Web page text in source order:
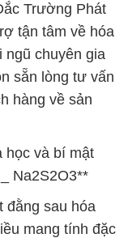
Trường Phát
tận tâm về hóa
ngũ chuyên gia
sẵn lòng tư vấn
hàng về sản
học và bí mật
Na2S2O3**
đằng sau hóa
mang tính đặc